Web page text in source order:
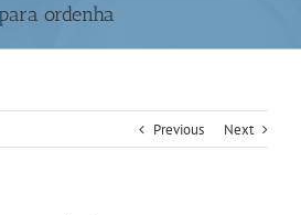
ordenha
Previous Next